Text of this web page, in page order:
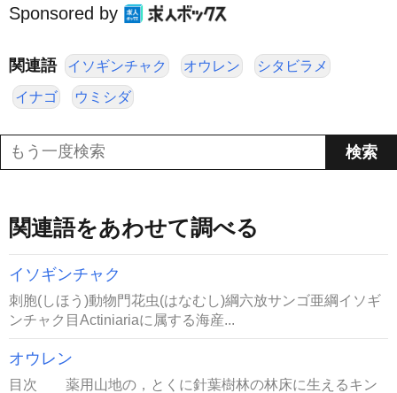
Sponsored by
関連語 イソギンチャク オウレン シタビラメ
イナゴ ウミシダ
関連語をあわせて調べる
イソギンチャク
刺胞(しほう)動物門花虫(はなむし)綱六放サンゴ亜綱イソギ
ンチャク目Actiniariaに属する海産...
オウレン
目次 薬用山地の，とくに針葉樹林の林床に生えるキン